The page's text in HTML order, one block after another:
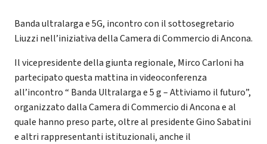
Banda ultralarga e 5G, incontro con il sottosegretario
Liuzzi nell’iniziativa della Camera di Commercio di Ancona.
Il vicepresidente della giunta regionale, Mirco Carloni ha
partecipato questa mattina in videoconferenza
all’incontro “ Banda Ultralarga e 5 g – Attiviamo il futuro”,
organizzato dalla Camera di Commercio di Ancona e al
quale hanno preso parte, oltre al presidente Gino Sabatini
e altri rappresentanti istituzionali, anche il